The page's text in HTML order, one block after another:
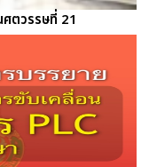
ตวรรษที่ 21